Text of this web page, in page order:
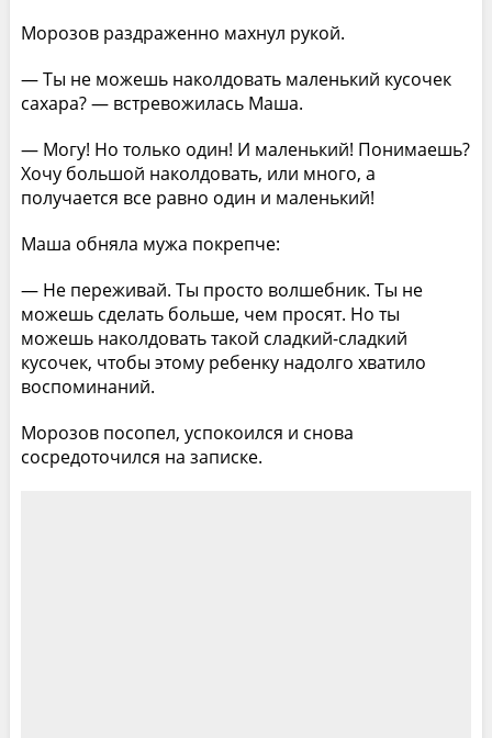
Морозов раздраженно махнул рукой.
— Ты не можешь наколдовать маленький кусочек
сахара? — встревожилась Маша.
— Могу! Но только один! И маленький! Понимаешь?
Хочу большой наколдовать, или много, а
получается все равно один и маленький!
Маша обняла мужа покрепче:
— Не переживай. Ты просто волшебник. Ты не
можешь сделать больше, чем просят. Но ты
можешь наколдовать такой сладкий-сладкий
кусочек, чтобы этому ребенку надолго хватило
воспоминаний.
Морозов посопел, успокоился и снова
сосредоточился на записке.